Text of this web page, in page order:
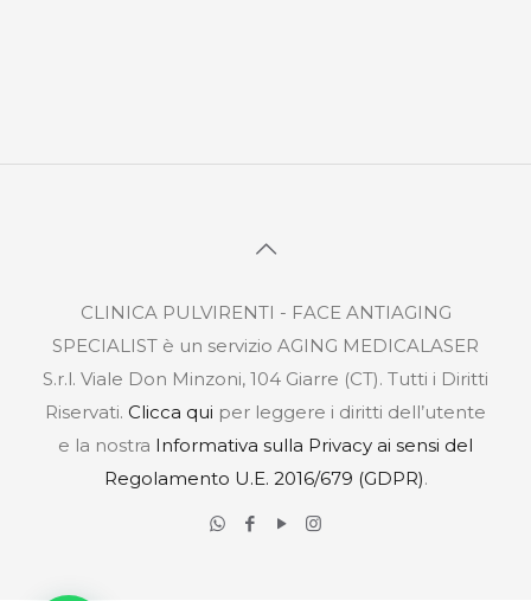
CLINICA PULVIRENTI - FACE ANTIAGING
SPECIALIST è un servizio AGING MEDICALASER
S.r.l. Viale Don Minzoni, 104 Giarre (CT). Tutti i Diritti
Riservati. Clicca qui per leggere i diritti dell’utente
e la nostra Informativa sulla Privacy ai sensi del
Regolamento U.E. 2016/679 (GDPR).